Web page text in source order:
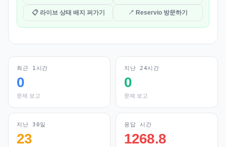
📋 라이브 상태 배지 퍼가기 ↗ Reservio 방문하기
최근 1시간
0
문제 보고
지난 24시간
0
문제 보고
지난 30일
23
응답 시간
1268.8